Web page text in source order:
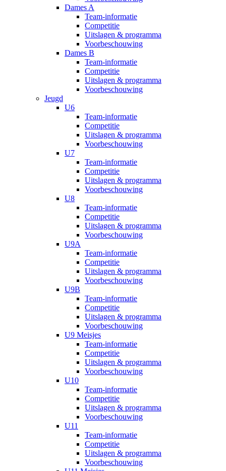
Dames A
Team-informatie
Competitie
Uitslagen & programma
Voorbeschouwing
Dames B
Team-informatie
Competitie
Uitslagen & programma
Voorbeschouwing
Jeugd
U6
Team-informatie
Competitie
Uitslagen & programma
Voorbeschouwing
U7
Team-informatie
Competitie
Uitslagen & programma
Voorbeschouwing
U8
Team-informatie
Competitie
Uitslagen & programma
Voorbeschouwing
U9A
Team-informatie
Competitie
Uitslagen & programma
Voorbeschouwing
U9B
Team-informatie
Competitie
Uitslagen & programma
Voorbeschouwing
U9 Meisjes
Team-informatie
Competitie
Uitslagen & programma
Voorbeschouwing
U10
Team-informatie
Competitie
Uitslagen & programma
Voorbeschouwing
U11
Team-informatie
Competitie
Uitslagen & programma
Voorbeschouwing